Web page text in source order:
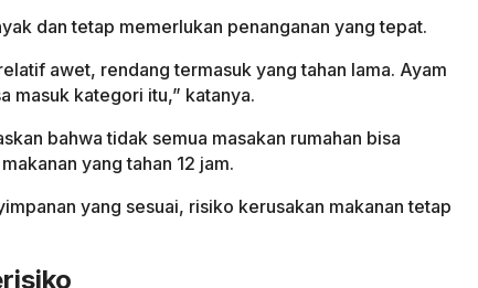
dan tetap memerlukan penanganan yang tepat.
awet, rendang termasuk yang tahan lama. Ayam
masuk kategori itu,” katanya.
bahwa tidak semua masakan rumahan bisa
yang tahan 12 jam.
yang sesuai, risiko kerusakan makanan tetap